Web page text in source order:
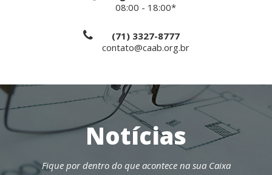
08:00 - 18:00*
(71) 3327-8777
contato@caab.org.br
Notícias
Fique por dentro do que acontece na sua Caixa